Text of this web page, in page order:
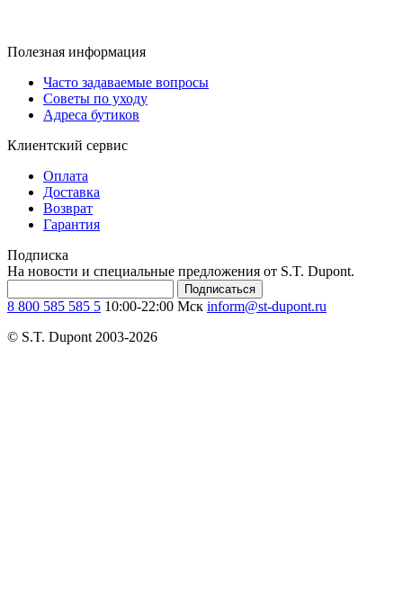
Полезная информация
Часто задаваемые вопросы
Советы по уходу
Адреса бутиков
Клиентский сервис
Оплата
Доставка
Возврат
Гарантия
Подписка
На новости и специальные предложения от S.T. Dupont.
Подписаться
8 800 585 585 5 10:00-22:00 Мск inform@st-dupont.ru
© S.T. Dupont 2003-2026